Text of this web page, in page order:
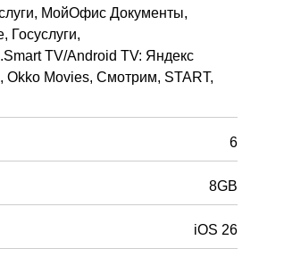
МойОфис Документы,
Госуслуги,
TV/Android TV: Яндекс
Movies, Смотрим, START,
6
8GB
iOS 26